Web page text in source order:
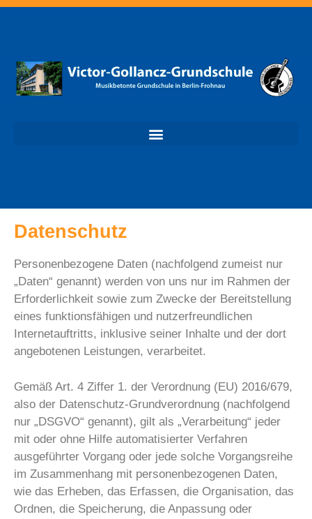
Datenschutz
Personenbezogene Daten (nachfolgend zumeist nur
„Daten“ genannt) werden von uns nur im Rahmen der
Erforderlichkeit sowie zum Zwecke der Bereitstellung
eines funktionsfähigen und nutzerfreundlichen
Internetauftritts, inklusive seiner Inhalte und der dort
angebotenen Leistungen, verarbeitet.
Gemäß Art. 4 Ziffer 1. der Verordnung (EU) 2016/679,
also der Datenschutz-Grundverordnung (nachfolgend
nur „DSGVO“ genannt), gilt als „Verarbeitung“ jeder
mit oder ohne Hilfe automatisierter Verfahren
ausgeführter Vorgang oder jede solche Vorgangsreihe
im Zusammenhang mit personenbezogenen Daten,
wie das Erheben, das Erfassen, die Organisation, das
Ordnen, die Speicherung, die Anpassung oder